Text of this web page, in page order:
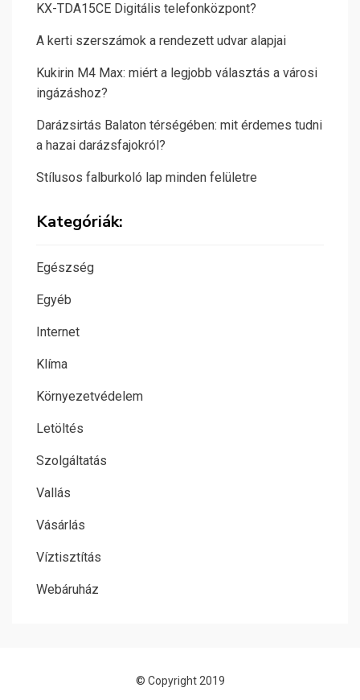
KX-TDA15CE Digitális telefonközpont?
A kerti szerszámok a rendezett udvar alapjai
Kukirin M4 Max: miért a legjobb választás a városi
ingázáshoz?
Darázsirtás Balaton térségében: mit érdemes tudni
a hazai darázsfajokról?
Stílusos falburkoló lap minden felületre
Kategóriák:
Egészség
Egyéb
Internet
Klíma
Környezetvédelem
Letöltés
Szolgáltatás
Vallás
Vásárlás
Víztisztítás
Webáruház
© Copyright 2019